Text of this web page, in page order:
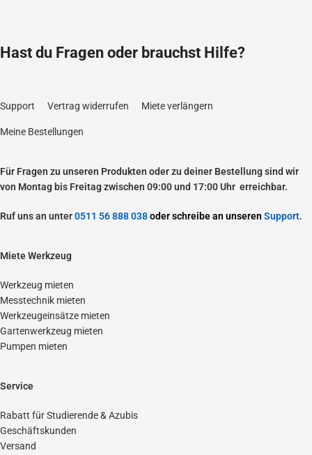
Hast du Fragen oder brauchst Hilfe?
Support Vertrag widerrufen Miete verlängern
Meine Bestellungen
Für Fragen zu unseren Produkten oder zu deiner Bestellung sind wir
von Montag bis Freitag zwischen 09:00 und 17:00 Uhr erreichbar.
Ruf uns an unter0511 56 888 038oder schreibe an unseren Support.
Miete Werkzeug
Werkzeug mieten
Messtechnik mieten
Werkzeugeinsätze mieten
Gartenwerkzeug mieten
Pumpen mieten
Service
Rabatt für Studierende & Azubis
Geschäftskunden
Versand